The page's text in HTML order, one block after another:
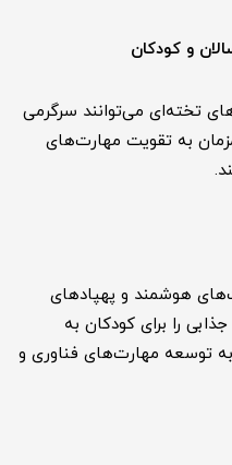
تخته‌ای می‌توانند سرگرمی
به تقویت مهارت‌های
هوشمند و پهپادهای
را برای کودکان به
به توسعه مهارت‌های فناوری و